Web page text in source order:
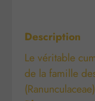
Description
Le véritable
de la famille